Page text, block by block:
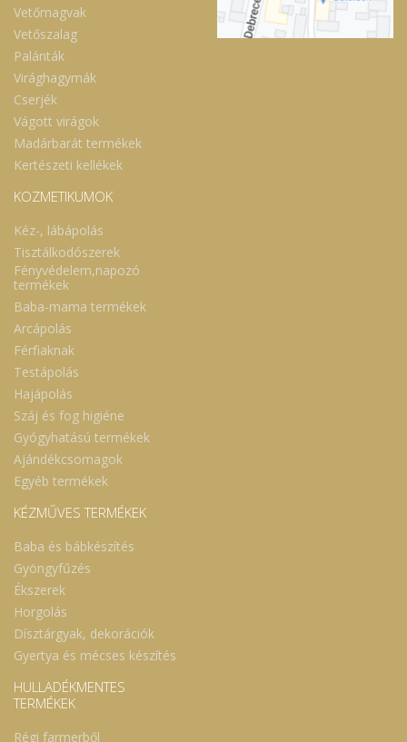
Vetőmagvak
Vetőszalag
Palánták
Virághagymák
Cserjék
Vágott virágok
Madárbarát termékek
Kertészeti kellékek
KOZMETIKUMOK
Kéz-, lábápolás
Tisztálkodószerek
Fényvédelem,napozó
termékek
Baba-mama termékek
Arcápolás
Férfiaknak
Testápolás
Hajápolás
Száj és fog higiéne
Gyógyhatású termékek
Ajándékcsomagok
Egyéb termékek
KÉZMŰVES TERMÉKEK
Baba és bábkészítés
Gyöngyfűzés
Ékszerek
Horgolás
Dísztárgyak, dekorációk
Gyertya és mécses készítés
HULLADÉKMENTES
TERMÉKEK
Régi farmerből